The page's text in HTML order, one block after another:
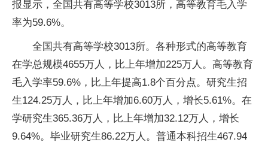
报显示，全国共有高等学校3013所，高等教育毛入学
率为59.6%。
全国共有高等学校3013所。各种形式的高等教育
在学总规模4655万人，比上年增加225万人。高等教育
毛入学率59.6%，比上年提高1.8个百分点。研究生招
生124.25万人，比上年增加6.60万人，增长5.61%。在
学研究生365.36万人，比上年增加32.12万人，增长
9.64%。毕业研究生86.22万人。普通本科招生467.94